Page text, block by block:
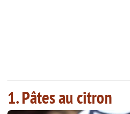
1. Pâtes au citron